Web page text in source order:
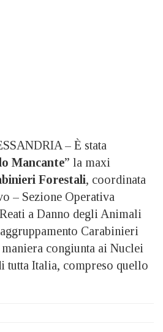
– È stata
Mancante” la maxi
Forestali, coordinata
– Sezione Operativa
a Danno degli Animali
Carabinieri
congiunta ai Nuclei
tutta Italia, compreso quello